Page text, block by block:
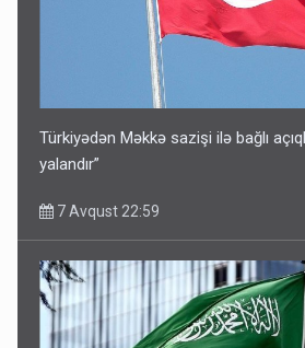
Türkiyədən Məkkə sazişi ilə bağlı
yalandır”
7 Avqust 22:59